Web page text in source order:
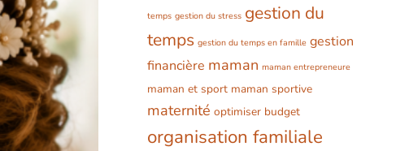
temps gestion du stress gestion du
temps gestion du temps en famille gestion
financière maman maman entrepreneure
maman et sport maman sportive
maternité optimiser budget
organisation familiale